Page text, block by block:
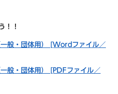
！！
般・団体用） [Wordファイル／
般・団体用） [PDFファイル／